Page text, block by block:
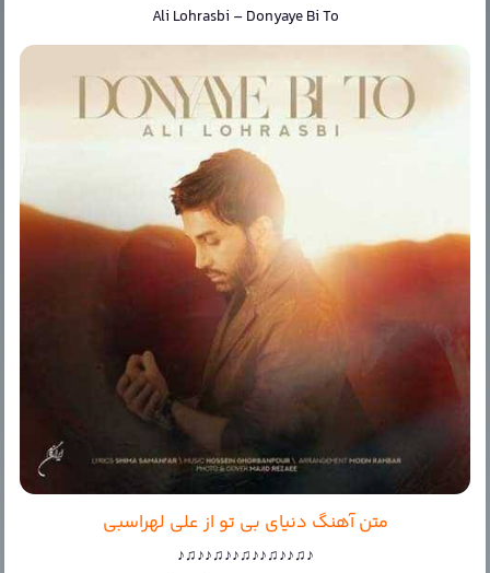
Ali Lohrasbi –Donyaye Bi To
متن آهنگ دنیای بی تو از علی لهراسبی
♪♫♪♪♫♪♪♫♪♪♫♪♪♫♪